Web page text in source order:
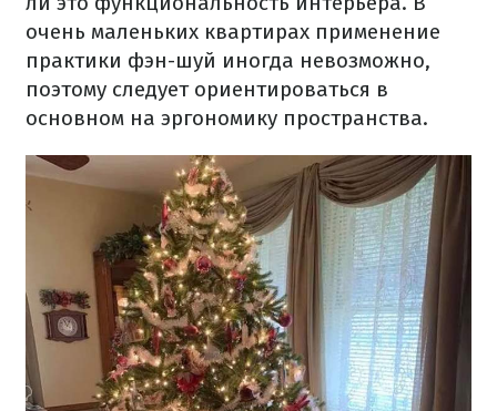
очень маленьких квартирах применение
практики фэн-шуй иногда невозможно,
поэтому следует ориентироваться в
основном на эргономику пространства.